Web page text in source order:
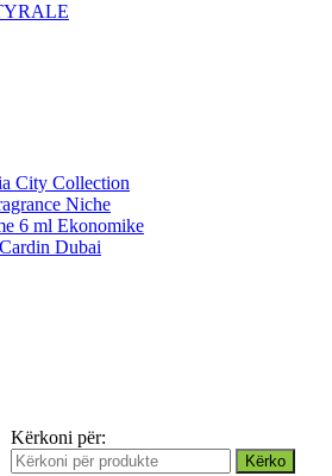
City Collection
Niche
6 ml Ekonomike
Dubai
Kërkoni për: